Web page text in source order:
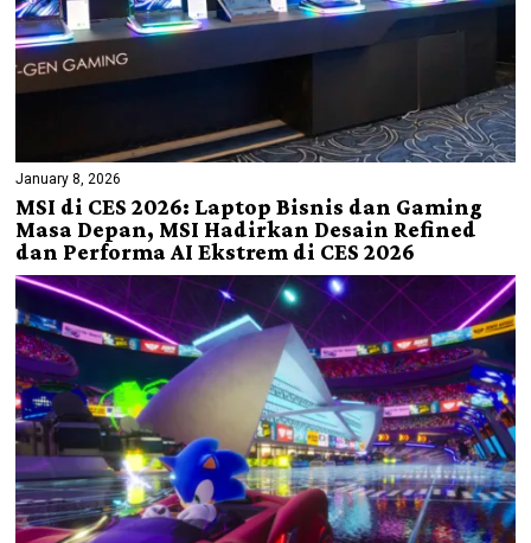
January 8, 2026
MSI di CES 2026: Laptop Bisnis dan Gaming
Masa Depan, MSI Hadirkan Desain Refined
dan Performa AI Ekstrem di CES 2026